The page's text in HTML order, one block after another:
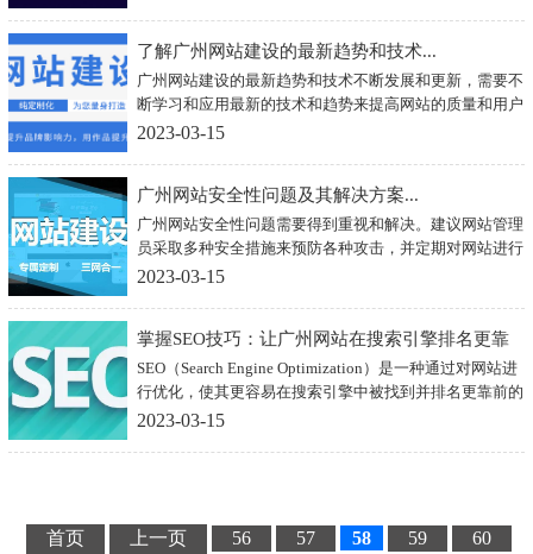
了解广州网站建设的最新趋势和技术...
广州网站建设的最新趋势和技术不断发展和更新，需要不
断学习和应用最新的技术和趋势来提高网站的质量和用户
体验
2023-03-15
广州网站安全性问题及其解决方案...
广州网站安全性问题需要得到重视和解决。建议网站管理
员采取多种安全措施来预防各种攻击，并定期对网站进行
安全检测和漏洞修复。同时，还需要关注最新的安全技术
2023-03-15
掌握SEO技巧：让广州网站在搜索引擎排名更靠
前...
SEO（Search Engine Optimization）是一种通过对网站进
行优化，使其更容易在搜索引擎中被找到并排名更靠前的
技术。掌握SEO技巧可以让广州网站在搜索引擎排名更靠
2023-03-15
首页 上一页 56 57 58 59 60